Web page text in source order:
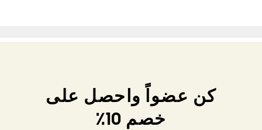
كن عضواً واحصل على
خصم 10٪